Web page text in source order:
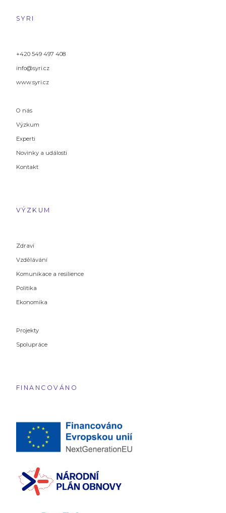
SYRI
+420 549 497 408
info@syri.cz
www.syri.cz
O nás
Výzkum
Experti
Novinky a události
Kontakt
VÝZKUM
Zdraví
Vzdělávání
Komunikace a resilience
Politika
Ekonomika
Projekty
Spolupráce
FINANCOVÁNO